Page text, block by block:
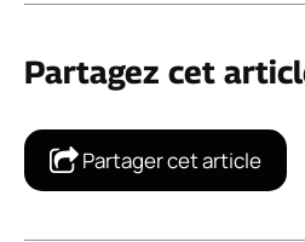
Partagez cet
Partager cet article